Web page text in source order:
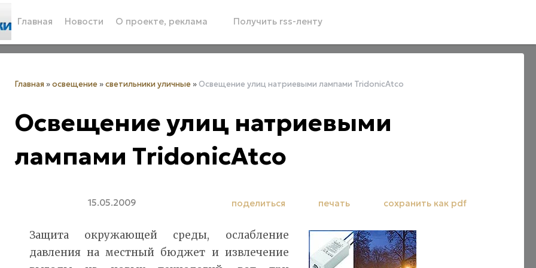
Главная Новости О проекте, реклама Получить rss-ленту
Главная »освещение »светильники уличные »Освещение улиц натриевыми лампами TridonicAtco
Освещение улиц натриевыми
лампами TridonicAtco
15.05.2009 поделиться печать сохранить как pdf
Защита окружающей среды, ослабление
давления на местный бюджет и извлечение